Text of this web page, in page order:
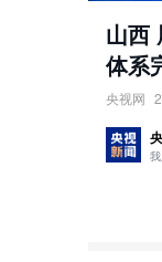
山西
体系
央视网
责任编